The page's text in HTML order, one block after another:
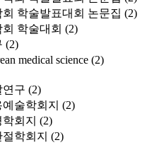
학술발표대회 논문집 (2)
학술대회 (2)
(2)
medical science (2)
연구 (2)
술학회지 (2)
회지 (2)
학회지 (2)